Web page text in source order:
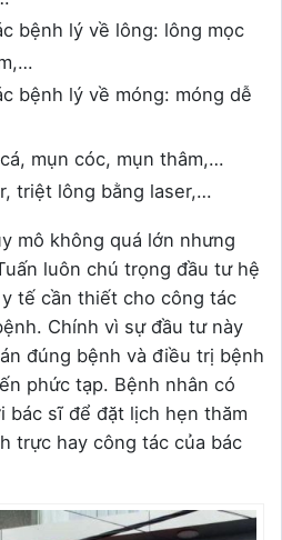
bệnh lý về lông: lông mọc
bệnh lý về móng: móng dễ
mụn cóc, mụn thâm,…
triệt lông bằng laser,…
mô không quá lớn nhưng
luôn chú trọng đầu tư hệ
tế cần thiết cho công tác
Chính vì sự đầu tư này
đúng bệnh và điều trị bệnh
phức tạp. Bệnh nhân có
sĩ để đặt lịch hẹn thăm
trực hay công tác của bác